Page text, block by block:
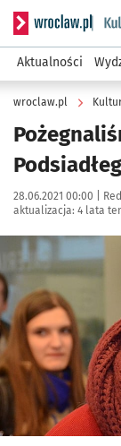
Serwis
Aktualności
wroclaw.pl
Data publikacji:
28.06.2021 00:00 |
aktualizacja: 4 lata
Kliknij, aby